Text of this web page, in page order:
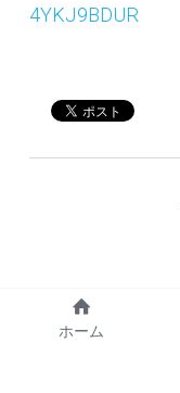
4YKJ9BDUR
ホーム